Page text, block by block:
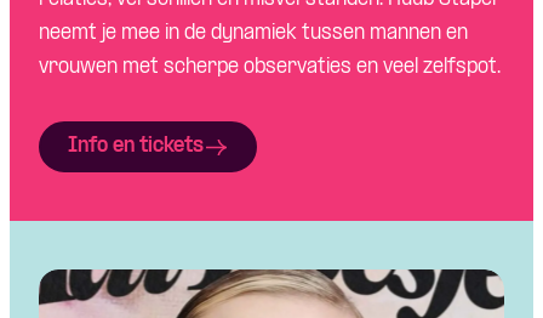
neemt je mee in de dynamiek tussen mannen en
vrouwen met scherpe observaties en veel zelfspot.
Info en tickets